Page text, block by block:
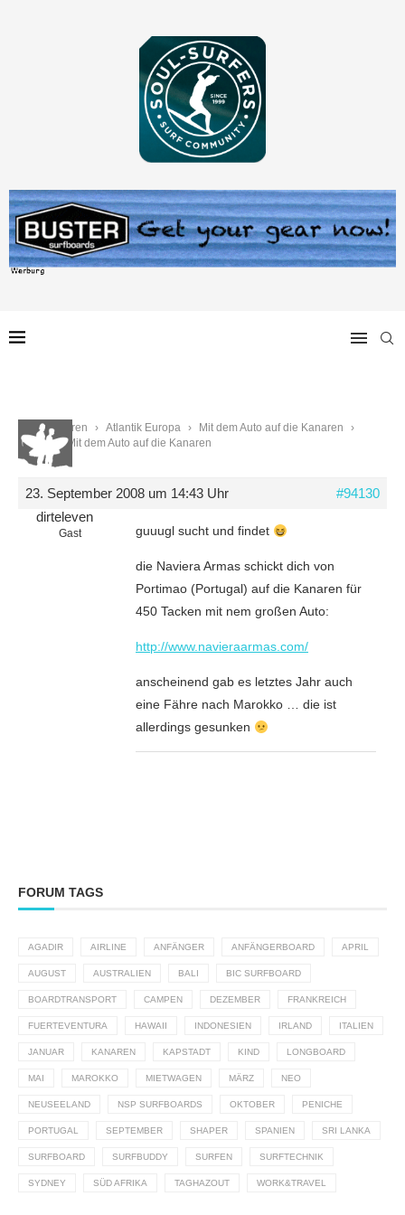
Start › Foren › Atlantik Europa › Mit dem Auto auf die Kanaren
›
Reply To: Mit dem Auto auf die Kanaren
23. September 2008 um 14:43 Uhr
#94130
dirteleven
Gast guuugl sucht und findet
die Naviera Armas schickt dich von
Portimao (Portugal) auf die Kanaren für
450 Tacken mit nem großen Auto:
http://www.navieraarmas.com/
anscheinend gab es letztes Jahr auch
eine Fähre nach Marokko … die ist
allerdings gesunken
FORUM TAGS
AGADIR AIRLINE ANFÄNGER ANFÄNGERBOARD APRIL
AUGUST AUSTRALIEN BALI BIC SURFBOARD
BOARDTRANSPORT CAMPEN DEZEMBER FRANKREICH
FUERTEVENTURA HAWAII INDONESIEN IRLAND ITALIEN
JANUAR KANAREN KAPSTADT KIND LONGBOARD
MAI MAROKKO MIETWAGEN MÄRZ NEO
NEUSEELAND NSP SURFBOARDS OKTOBER PENICHE
PORTUGAL SEPTEMBER SHAPER SPANIEN SRI LANKA
SURFBOARD SURFBUDDY SURFEN SURFTECHNIK
SYDNEY SÜD AFRIKA TAGHAZOUT WORK&TRAVEL